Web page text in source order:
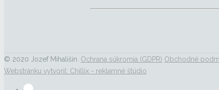
© 2020 Jozef Mihališin. Ochrana súkromia (GDPR) Obchodné
Webstránku vytvoril: Chillix - reklamné štúdio